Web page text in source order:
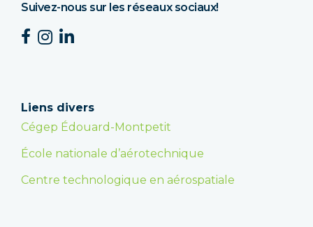
Suivez-nous sur les réseaux sociaux!
Liens divers
Cégep Édouard-Montpetit
École nationale d’aérotechnique
Centre technologique en aérospatiale